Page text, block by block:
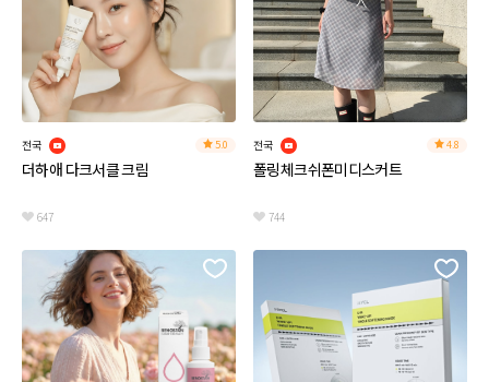
전국 5.0
더하애 다크서클 크림
647
전국 4.8
폴링체크쉬폰미디스커트
744